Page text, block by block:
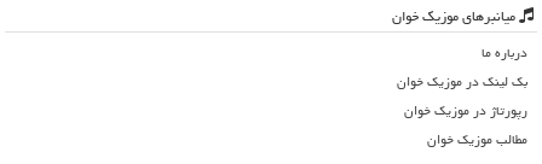
میانبرهای موزیك خوان
درباره ما
بک لینک در موزیك خوان
رپورتاژ در موزیك خوان
مطالب موزیك خوان